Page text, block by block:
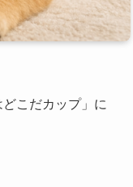
こだカップ」に